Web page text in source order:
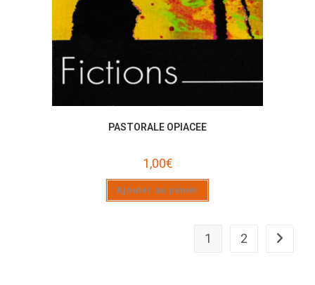
PASTORALE OPIACEE
1,00€
Ajouter au panier
1 2